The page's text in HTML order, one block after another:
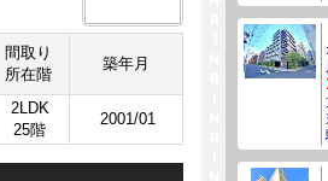
間取り
所在階
築年月
2LDK
25階
2001/01